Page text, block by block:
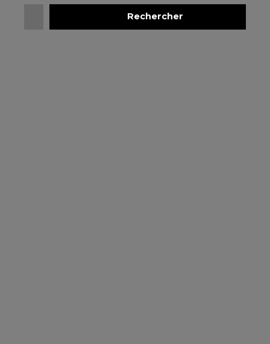
Rechercher